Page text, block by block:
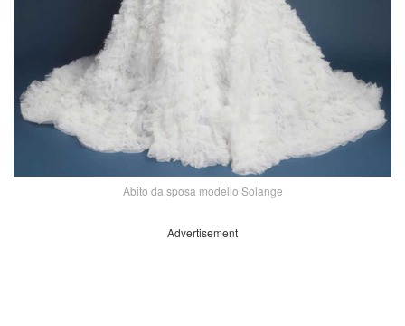
Abito da sposa modello Solange
Advertisement